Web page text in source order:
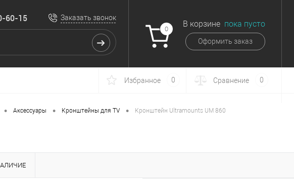
60-15 Заказать звонок
0
В корзине пока пусто
Оформить заказ
Избранное 0 Сравнение 0
• Аксессуары • Кронштейны для TV • Кронштейн Ultramounts UM 860